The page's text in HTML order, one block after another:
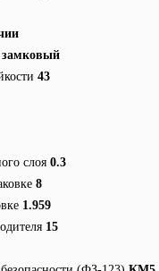
замковый
43
слоя 0.3
8
1.959
15